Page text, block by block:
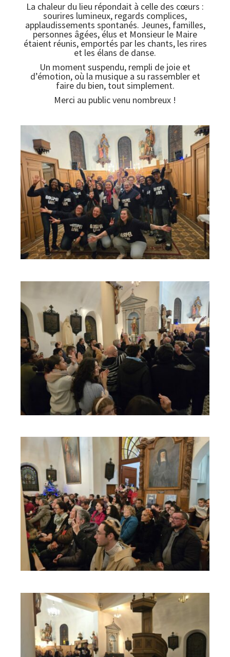
La chaleur du lieu répondait à celle des cœurs :
sourires lumineux, regards complices,
applaudissements spontanés. Jeunes, familles,
personnes âgées, élus et Monsieur le Maire
étaient réunis, emportés par les chants, les rires
et les élans de danse.
Un moment suspendu, rempli de joie et
d’émotion, où la musique a su rassembler et
faire du bien, tout simplement.
Merci au public venu nombreux !